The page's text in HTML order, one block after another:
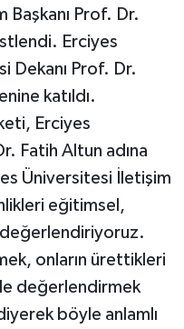
Başkanı Prof. Dr.
Erciyes
Dekanı Prof. Dr.
katıldı.
Erciyes
Fatih Altun adına
Üniversitesi İletişim
eğitimsel,
onların ürettikleri
değerlendirmek
böyle anlamlı